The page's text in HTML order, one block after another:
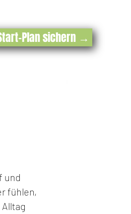
Plan sichern →
und
fühlen,